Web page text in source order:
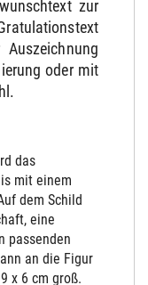
zur
oder mit
das
mit einem
dem Schild
eine
passenden
an die Figur
x 6 cm groß.